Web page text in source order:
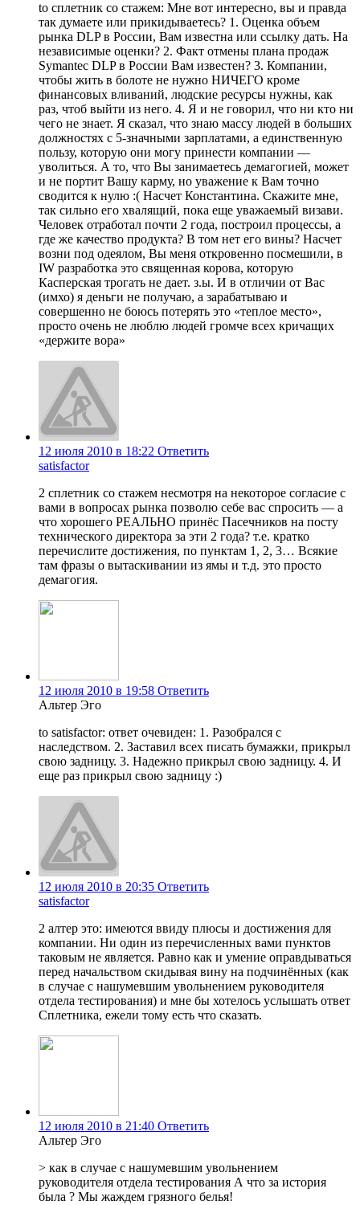
to сплетник со стажем: Мне вот интересно, вы и правда
так думаете или прикидываетесь? 1. Оценка объем
рынка DLP в России, Вам известна или ссылку дать. На
независимые оценки? 2. Факт отмены плана продаж
Symantec DLP в России Вам известен? 3. Компании,
чтобы жить в болоте не нужно НИЧЕГО кроме
финансовых вливаний, людские ресурсы нужны, как
раз, чтоб выйти из него. 4. Я и не говорил, что ни кто ни
чего не знает. Я сказал, что знаю массу людей в больших
должностях с 5-значными зарплатами, а единственную
пользу, которую они могу принести компании —
уволиться. А то, что Вы занимаетесь демагогией, может
и не портит Вашу карму, но уважение к Вам точно
сводится к нулю :( Насчет Константина. Скажите мне,
так сильно его хвалящий, пока еще уважаемый визави.
Человек отработал почти 2 года, построил процессы, а
где же качество продукта? В том нет его вины? Насчет
возни под одеялом, Вы меня откровенно посмешили, в
IW разработка это священная корова, которую
Касперская трогать не дает. з.ы. И в отличии от Вас
(имхо) я деньги не получаю, а зарабатываю и
совершенно не боюсь потерять это «теплое место»,
просто очень не люблю людей громче всех кричащих
«держите вора»
12 июля 2010 в 18:22 Ответить
satisfactor
2 сплетник со стажем несмотря на некоторое согласие с
вами в вопросах рынка позволю себе вас спросить — а
что хорошего РЕАЛЬНО принёс Пасечников на посту
технического директора за эти 2 года? т.е. кратко
перечислите достижения, по пунктам 1, 2, 3… Всякие
там фразы о вытаскивании из ямы и т.д. это просто
демагогия.
12 июля 2010 в 19:58 Ответить
Альтер Эго
to satisfactor: ответ очевиден: 1. Разобрался с
наследством. 2. Заставил всех писать бумажки, прикрыл
свою задницу. 3. Надежно прикрыл свою задницу. 4. И
еще раз прикрыл свою задницу :)
12 июля 2010 в 20:35 Ответить
satisfactor
2 алтер это: имеются ввиду плюсы и достижения для
компании. Ни один из перечисленных вами пунктов
таковым не является. Равно как и умение оправдываться
перед начальством скидывая вину на подчинённых (как
в случае с нашумевшим увольнением руководителя
отдела тестирования) и мне бы хотелось услышать ответ
Сплетника, ежели тому есть что сказать.
12 июля 2010 в 21:40 Ответить
Альтер Эго
> как в случае с нашумевшим увольнением
руководителя отдела тестирования А что за история
была ? Мы жаждем грязного белья!